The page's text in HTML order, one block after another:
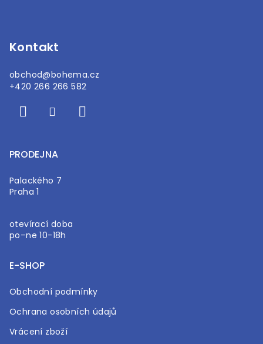
Kontakt
obchod@bohema.cz
+420 266 266 582
PRODEJNA
Palackého 7
Praha 1
otevírací doba
po–ne 10-18h
E-SHOP
Obchodní podmínky
Ochrana osobních údajů
Vrácení zboží